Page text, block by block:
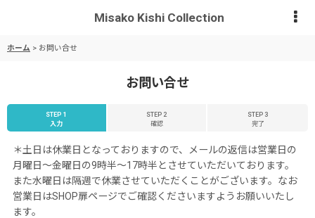
Misako Kishi Collection
ホーム > お問い合せ
お問い合せ
STEP 1
入力
STEP 2
確認
STEP 3
完了
＊土日は休業日となっておりますので、メールの返信は営業日の
月曜日〜金曜日の9時半〜17時半とさせていただいております。
また水曜日は隔週で休業させていただくことがございます。なお
営業日はSHOP扉ページでご確認くださいますようお願いいたし
ます。